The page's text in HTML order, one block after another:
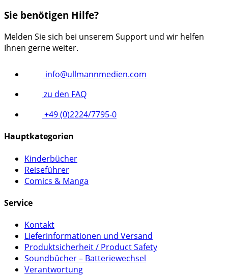
Sie benötigen Hilfe?
Melden Sie sich bei unserem Support und wir helfen
Ihnen gerne weiter.
info@ullmannmedien.com
zu den FAQ
+49 (0)2224/7795-0
Hauptkategorien
Kinderbücher
Reiseführer
Comics & Manga
Service
Kontakt
Lieferinformationen und Versand
Produktsicherheit / Product Safety
Soundbücher – Batteriewechsel
Verantwortung